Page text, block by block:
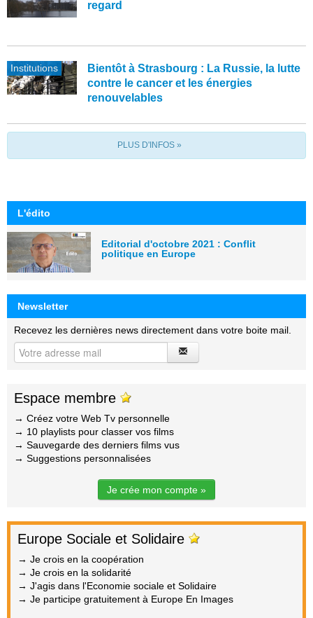
regard
Institutions
Bientôt à Strasbourg : La Russie, la lutte
contre le cancer et les énergies
renouvelables
PLUS D'INFOS »
L'édito
Editorial d'octobre 2021 : Conflit
politique en Europe
Newsletter
Recevez les dernières news directement dans votre boite mail.
Espace membre
→ Créez votre Web Tv personnelle
→ 10 playlists pour classer vos films
→ Sauvegarde des derniers films vus
→ Suggestions personnalisées
Je crée mon compte »
Europe Sociale et Solidaire
→ Je crois en la coopération
→ Je crois en la solidarité
→ J'agis dans l'Economie sociale et Solidaire
→ Je participe gratuitement à Europe En Images